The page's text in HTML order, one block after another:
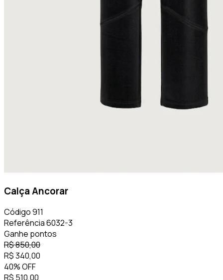
Calça Ancorar
Código911
Referência6032-3
Ganhe pontos
R$850,00
R$340,00
40%OFF
R$ 510,00